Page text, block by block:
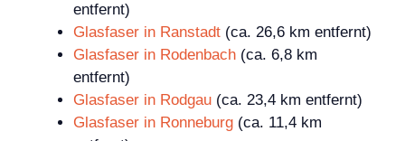
entfernt)
Glasfaser in Ranstadt (ca. 26,6 km entfernt)
Glasfaser in Rodenbach (ca. 6,8 km
entfernt)
Glasfaser in Rodgau (ca. 23,4 km entfernt)
Glasfaser in Ronneburg (ca. 11,4 km